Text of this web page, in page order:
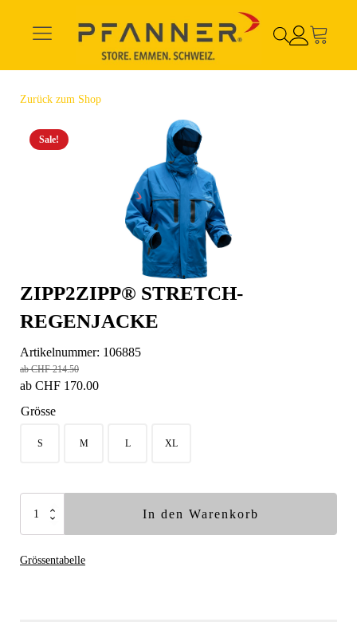
Zurück zum Shop
Sale!
ZIPP2ZIPP® STRETCH-
REGENJACKE
Artikelnummer: 106885
abCHF214.50
ab CHF 170.00
Grösse
S M L XL
Zipp2Zipp®
Menge
In den Warenkorb
Grössentabelle